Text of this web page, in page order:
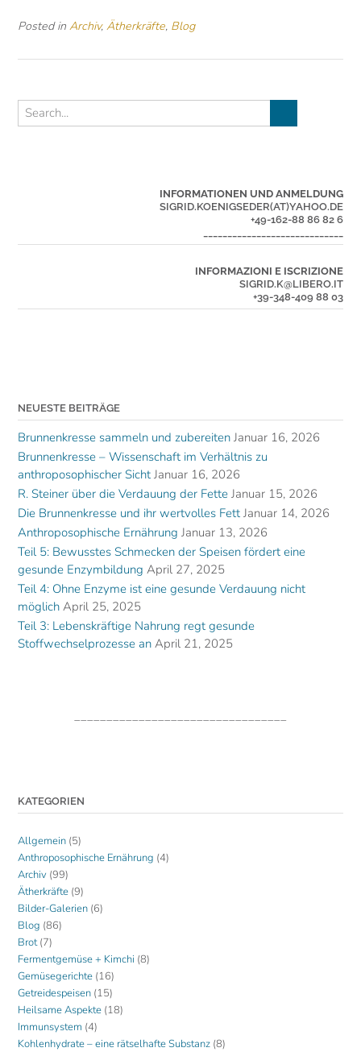
Posted in Archiv, Ätherkräfte, Blog
INFORMATIONEN UND ANMELDUNG
SIGRID.KOENIGSEDER(AT)YAHOO.DE
+49-162-88 86 82 6
INFORMAZIONI E ISCRIZIONE
SIGRID.K@LIBERO.IT
+39-348-409 88 03
NEUESTE BEITRÄGE
Brunnenkresse sammeln und zubereiten Januar 16, 2026
Brunnenkresse – Wissenschaft im Verhältnis zu
anthroposophischer Sicht Januar 16, 2026
R. Steiner über die Verdauung der Fette Januar 15, 2026
Die Brunnenkresse und ihr wertvolles Fett Januar 14, 2026
Anthroposophische Ernährung Januar 13, 2026
Teil 5: Bewusstes Schmecken der Speisen fördert eine
gesunde Enzymbildung April 27, 2025
Teil 4: Ohne Enzyme ist eine gesunde Verdauung nicht
möglich April 25, 2025
Teil 3: Lebenskräftige Nahrung regt gesunde
Stoffwechselprozesse an April 21, 2025
KATEGORIEN
Allgemein (5)
Anthroposophische Ernährung (4)
Archiv (99)
Ätherkräfte (9)
Bilder-Galerien (6)
Blog (86)
Brot(7)
Fermentgemüse + Kimchi (8)
Gemüsegerichte (16)
Getreidespeisen (15)
Heilsame Aspekte (18)
Immunsystem (4)
Kohlenhydrate – eine rätselhafte Substanz (8)